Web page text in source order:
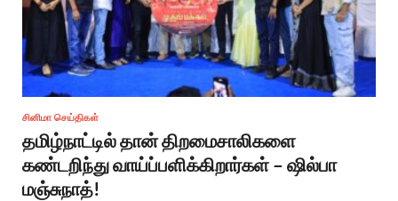
சினிமா செய்திகள்
தமிழ்நாட்டில் தான் திறமைசாலிகளை
கண்டறிந்து வாய்ப்பளிக்கிறார்கள் – ஷில்பா
மஞ்சுநாத்!